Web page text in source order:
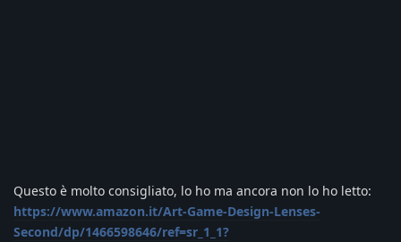
Questo è molto consigliato, lo ho ma ancora non lo ho letto:
https://www.amazon.it/Art-Game-Design-Lenses-
Second/dp/1466598646/ref=sr_1_1?